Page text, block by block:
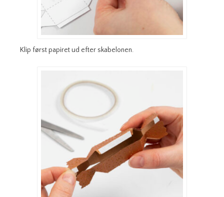
Klip først papiret ud efter skabelonen.